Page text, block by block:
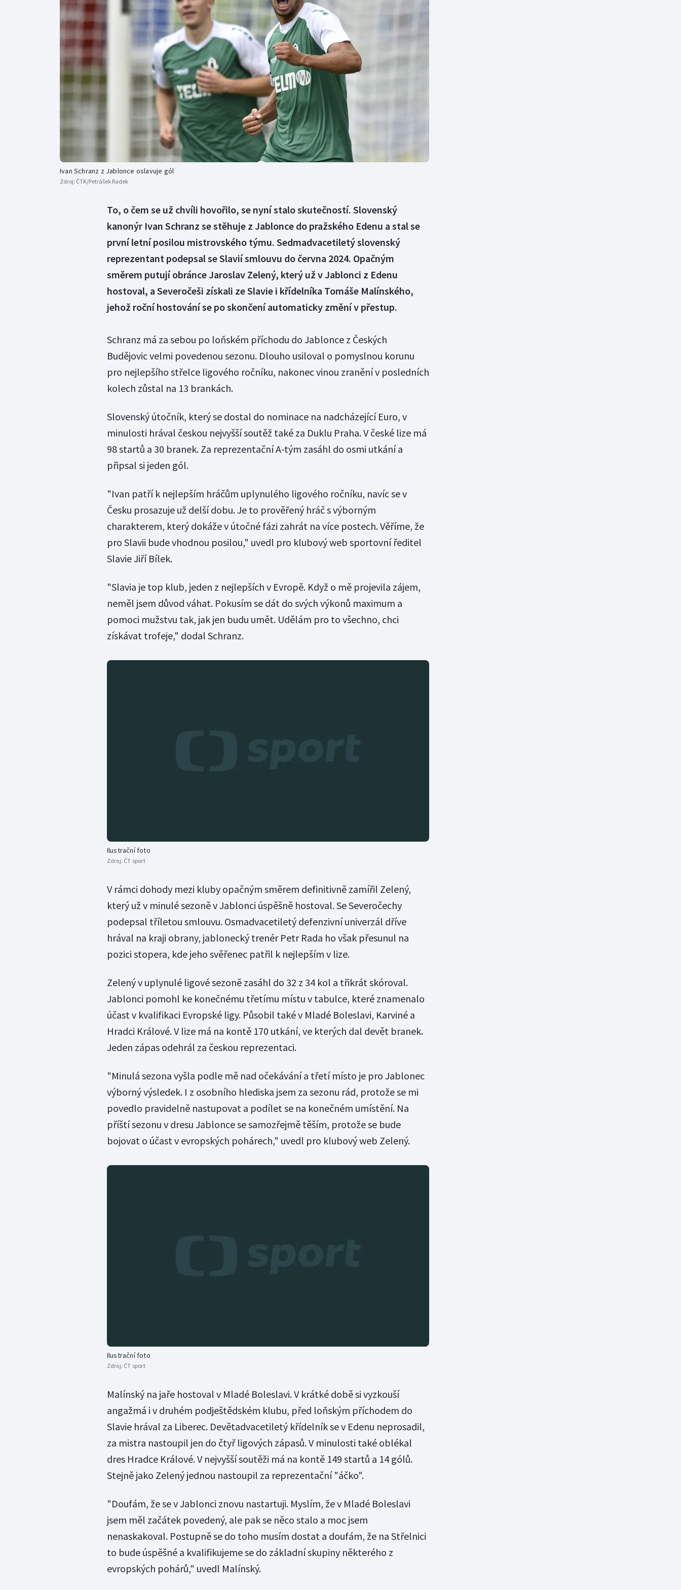
Curling
Dostihy
Florbal
Futsal
Golf
Gymnastika
Moderní pětiboj
Motorsport
Olympijské hry
Parasport
Plavání
Plážový volejbal
Veslování
Ivan Schranz z Jablonce oslavuje gól
Zdroj: ČTK/Petrášek Radek
To, o čem se už chvíli hovořilo, se nyní stalo skutečností. Slovenský
kanonýr Ivan Schranz se stěhuje z Jablonce do pražského Edenu a stal se
první letní posilou mistrovského týmu. Sedmadvacetiletý slovenský
reprezentant podepsal se Slavií smlouvu do června 2024. Opačným
směrem putují obránce Jaroslav Zelený, který už v Jablonci z Edenu
hostoval, a Severočeši získali ze Slavie i křídelníka Tomáše Malínského,
jehož roční hostování se po skončení automaticky změní v přestup.
Schranz má za sebou po loňském příchodu do Jablonce z Českých
Budějovic velmi povedenou sezonu. Dlouho usiloval o pomyslnou korunu
pro nejlepšího střelce ligového ročníku, nakonec vinou zranění v posledních
kolech zůstal na 13 brankách.
Slovenský útočník, který se dostal do nominace na nadcházející Euro, v
minulosti hrával českou nejvyšší soutěž také za Duklu Praha. V české lize má
98 startů a 30 branek. Za reprezentační A-tým zasáhl do osmi utkání a
připsal si jeden gól.
"Ivan patří k nejlepším hráčům uplynulého ligového ročníku, navíc se v
Česku prosazuje už delší dobu. Je to prověřený hráč s výborným
charakterem, který dokáže v útočné fázi zahrát na více postech. Věříme, že
pro Slavii bude vhodnou posilou," uvedl pro klubový web sportovní ředitel
Slavie Jiří Bílek.
"Slavia je top klub, jeden z nejlepších v Evropě. Když o mě projevila zájem,
neměl jsem důvod váhat. Pokusím se dát do svých výkonů maximum a
pomoci mužstvu tak, jak jen budu umět. Udělám pro to všechno, chci
získávat trofeje," dodal Schranz.
Ilustrační foto
Zdroj: ČT sport
V rámci dohody mezi kluby opačným směrem definitivně zamířil Zelený,
který už v minulé sezoně v Jablonci úspěšně hostoval. Se Severočechy
podepsal tříletou smlouvu. Osmadvacetiletý defenzivní univerzál dříve
hrával na kraji obrany, jablonecký trenér Petr Rada ho však přesunul na
pozici stopera, kde jeho svěřenec patřil k nejlepším v lize.
Zelený v uplynulé ligové sezoně zasáhl do 32 z 34 kol a třikrát skóroval.
Jablonci pomohl ke konečnému třetímu místu v tabulce, které znamenalo
účast v kvalifikaci Evropské ligy. Působil také v Mladé Boleslavi, Karviné a
Hradci Králové. V lize má na kontě 170 utkání, ve kterých dal devět branek.
Jeden zápas odehrál za českou reprezentaci.
"Minulá sezona vyšla podle mě nad očekávání a třetí místo je pro Jablonec
výborný výsledek. I z osobního hlediska jsem za sezonu rád, protože se mi
povedlo pravidelně nastupovat a podílet se na konečném umístění. Na
příští sezonu v dresu Jablonce se samozřejmě těším, protože se bude
bojovat o účast v evropských pohárech," uvedl pro klubový web Zelený.
Ilustrační foto
Zdroj: ČT sport
Malínský na jaře hostoval v Mladé Boleslavi. V krátké době si vyzkouší
angažmá i v druhém podještědském klubu, před loňským příchodem do
Slavie hrával za Liberec. Devětadvacetiletý křídelník se v Edenu neprosadil,
za mistra nastoupil jen do čtyř ligových zápasů. V minulosti také oblékal
dres Hradce Králové. V nejvyšší soutěži má na kontě 149 startů a 14 gólů.
Stejně jako Zelený jednou nastoupil za reprezentační "áčko".
"Doufám, že se v Jablonci znovu nastartuji. Myslím, že v Mladé Boleslavi
jsem měl začátek povedený, ale pak se něco stalo a moc jsem
nenaskakoval. Postupně se do toho musím dostat a doufám, že na Střelnici
to bude úspěšné a kvalifikujeme se do základní skupiny některého z
evropských pohárů," uvedl Malínský.